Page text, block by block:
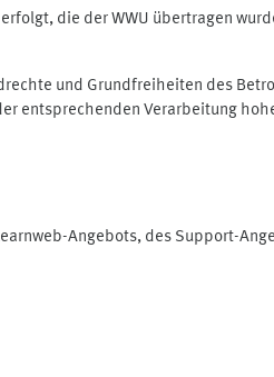
die der WWU übertragen
und Grundfreiheiten des
entsprechenden Verarbeitung
Angebots, des Support-